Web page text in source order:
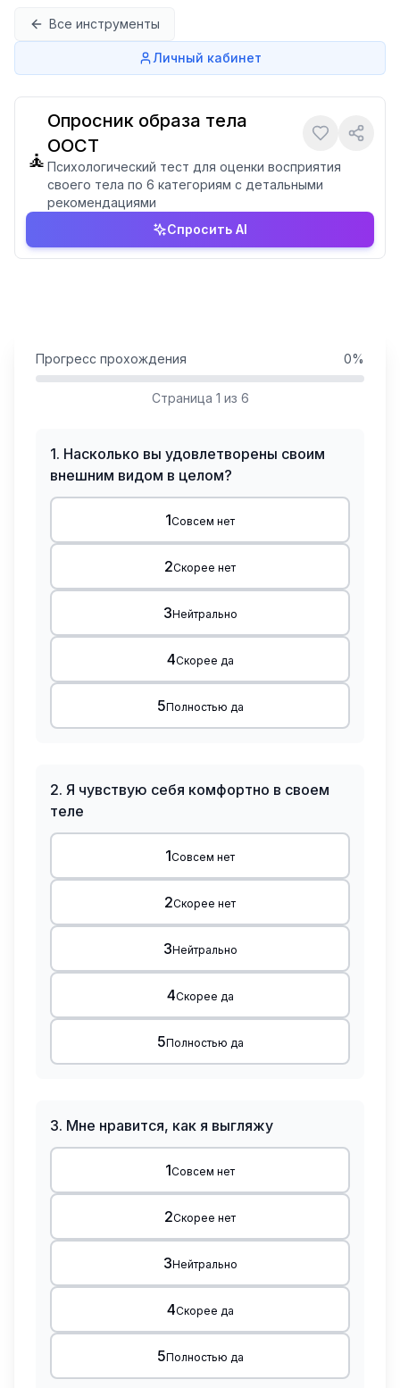
Все инструменты
Личный кабинет
🧘
Опросник образа тела
ООСТ
Психологический тест для оценки восприятия
своего тела по 6 категориям с детальными
рекомендациями
Спросить AI
Прогресс прохождения 0%
Страница 1 из 6
1. Насколько вы удовлетворены своим
внешним видом в целом?
1Совсем нет
2Скорее нет
3Нейтрально
4Скорее да
5Полностью да
2. Я чувствую себя комфортно в своем
теле
1Совсем нет
2Скорее нет
3Нейтрально
4Скорее да
5Полностью да
3. Мне нравится, как я выгляжу
1Совсем нет
2Скорее нет
3Нейтрально
4Скорее да
5Полностью да